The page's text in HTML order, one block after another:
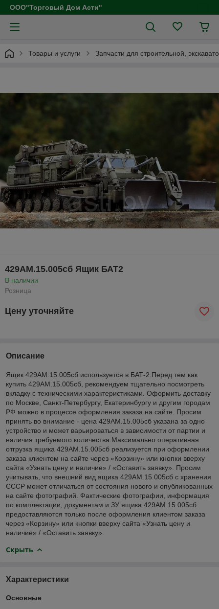
ООО"Торговый Дом Асти"
Товары и услуги Запчасти для строительной,
429АМ.15.005сб Ящик БАТ2
В наличии
Розница
Цену уточняйте
Описание
Ящик 429АМ.15.005сб используется в БАТ-2.Перед тем как
купить 429АМ.15.005сб, рекомендуем тщательно посмотреть
вкладку с техническими характеристиками. Оформить доставку
по Москве, Санкт-Петербургу, Екатеринбургу и другим городам
РФ можно в процессе оформления заказа на сайте. Просим
принять во внимание - цена 429АМ.15.005сб указана за одно
устройство и может варьироваться в зависимости от партии и
наличия требуемого количества.Максимально оперативная
отгрузка ящика 429АМ.15.005сб реализуется при оформлении
заказа клиентом на сайте через «Корзину» или кнопки вверху
сайта «Узнать цену и наличие» / «Оставить заявку». Просим
учитывать, что внешний вид ящика 429АМ.15.005сб с хранения
СССР может отличаться от состояния нового и опубликованных
на сайте фотографий. Фактические фотографии, информация
по комплектации, документам и ЗУ ящика 429АМ.15.005сб
предоставляются только после оформления клиентом заказа
через «Корзину» или кнопки вверху сайта «Узнать цену и
наличие» / «Оставить заявку».
Скрыть
Характеристики
Основные